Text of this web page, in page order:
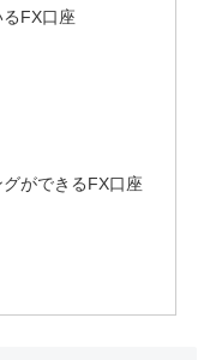
FX口座
ができるFX口座